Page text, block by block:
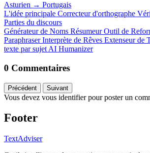
Asturien → Portugais
L'idée principale Correcteur d'orthographe
Parties du discours
Générateur de Noms RésumeurOutil de
ParaphraserInterprète de Rêves Extenseur de
texte par sujet AI Humanizer
0 Commentaires
Précédent Suivant
Vous devez vous identifier pour poster un
Footer
TextAdviser